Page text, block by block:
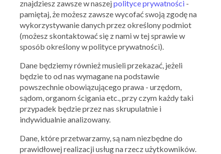
APLIKACJA NA TELEFON
NASZE MARKI
Biedronka
Black Red White
Bricomarche
Burger King
Carrefour
Castorama
znajdziesz zawsze w naszejpolityce prywatności -
pamiętaj, że możesz zawsze wycofać swoją zgodę na
wykorzystywanie danych przez określony podmiot
(możesz skontaktować się z nami w tej sprawie w
sposób określony w polityce prywatności).
Dane będziemy również musieli przekazać, jeżeli
będzie to od nas wymagane na podstawie
powszechnie obowiązującego prawa - urzędom,
sądom, organom ścigania etc., przy czym każdy taki
przypadek będzie przez nas skrupulatnie i
indywidualnie analizowany.
Dane, które przetwarzamy, są nam niezbędne do
prawidłowej realizacji usług na rzecz użytkowników.